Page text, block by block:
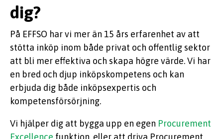
dig?
På EFFSO har vi mer än 15 års erfarenhet av att
stötta inköp inom både privat och offentlig sektor
att bli mer effektiva och skapa högre värde. Vi har
en bred och djup inköpskompetens och kan
erbjuda dig både inköpsexpertis och
kompetensförsörjning.
Vi hjälper dig att bygga upp en egen Procurement